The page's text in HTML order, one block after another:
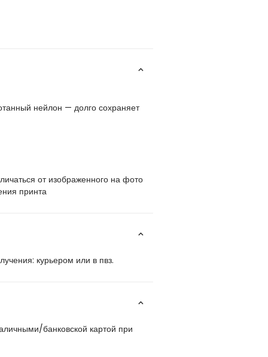
нейлон — долго сохраняет
от изображенного на фото
принта
курьером или в пвз.
банковской картой при